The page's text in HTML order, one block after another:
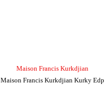
Maison Francis Kurkdjian
Maison Francis Kurkdjian Kurky Edp